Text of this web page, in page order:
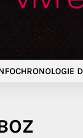
CHRONOLOGIE